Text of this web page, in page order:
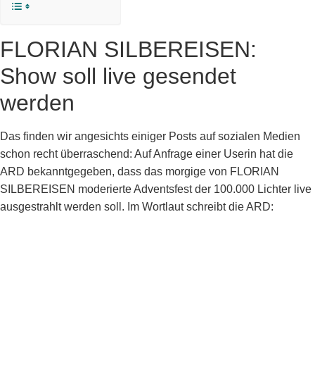
FLORIAN SILBEREISEN:
Show soll live gesendet
werden
Das finden wir angesichts einiger Posts auf sozialen Medien
schon recht überraschend: Auf Anfrage einer Userin hat die
ARD bekanntgegeben, dass das morgige von FLORIAN
SILBEREISEN moderierte Adventsfest der 100.000 Lichter live
ausgestrahlt werden soll. Im Wortlaut schreibt die ARD: